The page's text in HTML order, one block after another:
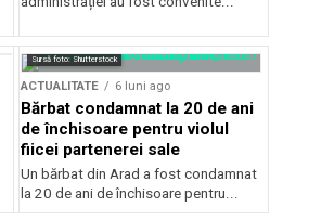
Sursă foto: Shutterstock
ACTUALITATE 6 luni ago
Bărbat condamnat la 20 de ani
de închisoare pentru violul
fiicei partenerei sale
Un bărbat din Arad a fost condamnat
la 20 de ani de închisoare pentru...